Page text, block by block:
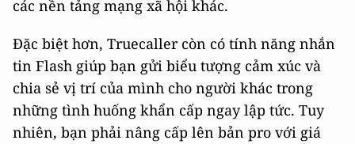
các nền tảng mạng xã hội khác.
Đặc biệt hơn, Truecaller còn có tính năng nhắn
tin Flash giúp bạn gửi biểu tượng cảm xúc và
chia sẻ vị trí của mình cho người khác trong
những tình huống khẩn cấp ngay lập tức. Tuy
nhiên, bạn phải nâng cấp lên bản pro với giá